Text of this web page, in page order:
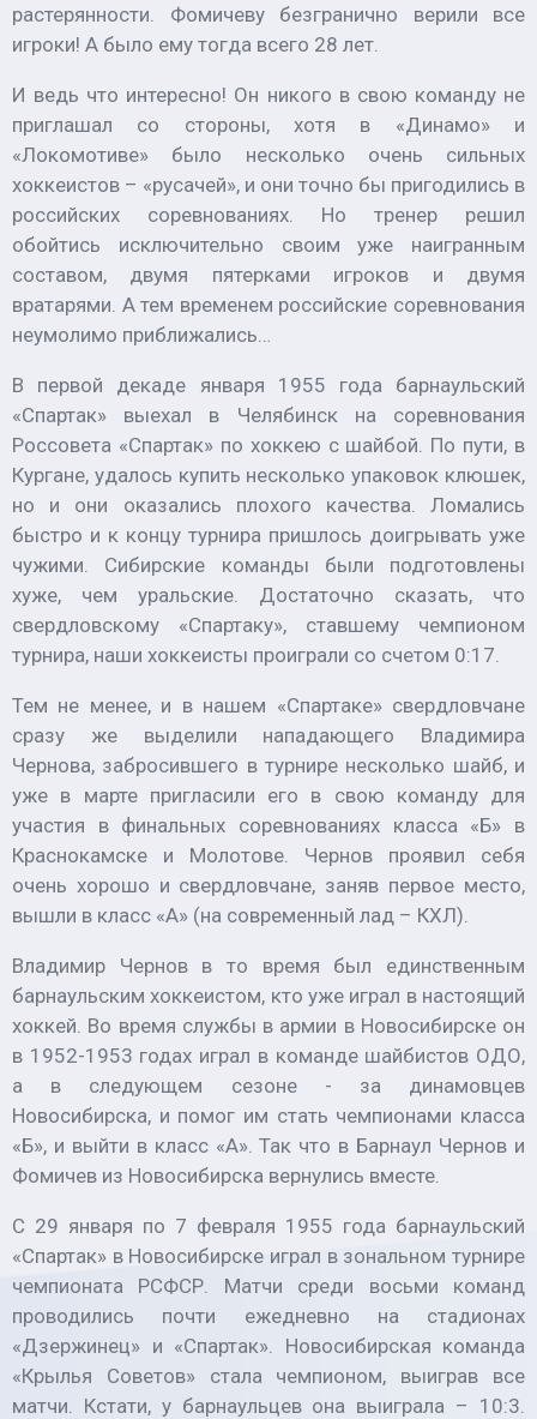
растерянности. Фомичеву безгранично верили все
игроки! А было ему тогда всего 28 лет.
И ведь что интересно! Он никого в свою команду не
приглашал со стороны, хотя в «Динамо» и
«Локомотиве» было несколько очень сильных
хоккеистов – «русачей», и они точно бы пригодились в
российских соревнованиях. Но тренер решил
обойтись исключительно своим уже наигранным
составом, двумя пятерками игроков и двумя
вратарями. А тем временем российские соревнования
неумолимо приближались…
В первой декаде января 1955 года барнаульский
«Спартак» выехал в Челябинск на соревнования
Россовета «Спартак» по хоккею с шайбой. По пути, в
Кургане, удалось купить несколько упаковок клюшек,
но и они оказались плохого качества. Ломались
быстро и к концу турнира пришлось доигрывать уже
чужими. Сибирские команды были подготовлены
хуже, чем уральские. Достаточно сказать, что
свердловскому «Спартаку», ставшему чемпионом
турнира, наши хоккеисты проиграли со счетом 0:17.
Тем не менее, и в нашем «Спартаке» свердловчане
сразу же выделили нападающего Владимира
Чернова, забросившего в турнире несколько шайб, и
уже в марте пригласили его в свою команду для
участия в финальных соревнованиях класса «Б» в
Краснокамске и Молотове. Чернов проявил себя
очень хорошо и свердловчане, заняв первое место,
вышли в класс «А» (на современный лад – КХЛ).
Владимир Чернов в то время был единственным
барнаульским хоккеистом, кто уже играл в настоящий
хоккей. Во время службы в армии в Новосибирске он
в 1952-1953 годах играл в команде шайбистов ОДО,
а в следующем сезоне - за динамовцев
Новосибирска, и помог им стать чемпионами класса
«Б», и выйти в класс «А». Так что в Барнаул Чернов и
Фомичев из Новосибирска вернулись вместе.
С 29 января по 7 февраля 1955 года барнаульский
«Спартак» в Новосибирске играл в зональном турнире
чемпионата РСФСР. Матчи среди восьми команд
проводились почти ежедневно на стадионах
«Дзержинец» и «Спартак». Новосибирская команда
«Крылья Советов» стала чемпионом, выиграв все
матчи. Кстати, у барнаульцев она выиграла – 10:3.